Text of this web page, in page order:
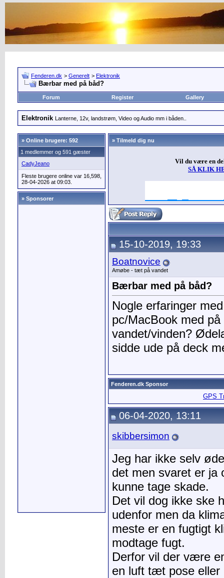
Fenderen.dk > Generelt > Elektronik
Bærbar med på båd?
Forum Register Gallery
Elektronik Lanterne, 12v, landstrøm, Video og Audio mm i båden..
» Online brugere: 592
1 medlemmer og 591 gæster
CadyJeano
Fleste brugere online var 16,598,
28-04-2026 at 09:03.
» Sponsorer
» Tilmeld dig nu
Vil du være en
SÅ KLIK
15-10-2019, 19:33
Boatnovice
Amøbe - tæt på vandet
Bærbar med på båd?
Nogle erfaringer
pc/MacBook med
vandet/vinden?
sidde ude på deck
Fenderen.dk Sponsor
GPS
06-04-2020, 13:11
skibbersimon
Jeg har ikke selv
det men svaret er ja
kunne tage skade.
Det vil dog ikke ske
udenfor men da
meste er en fugtigt
modtage fugt.
Derfor vil der være
en luft tæt pose eller